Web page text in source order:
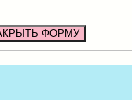
ФОРМУ